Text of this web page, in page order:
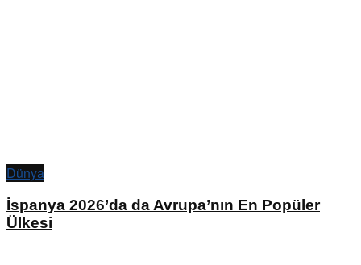
Dünya
İspanya 2026’da da Avrupa’nın En Popüler
Ülkesi